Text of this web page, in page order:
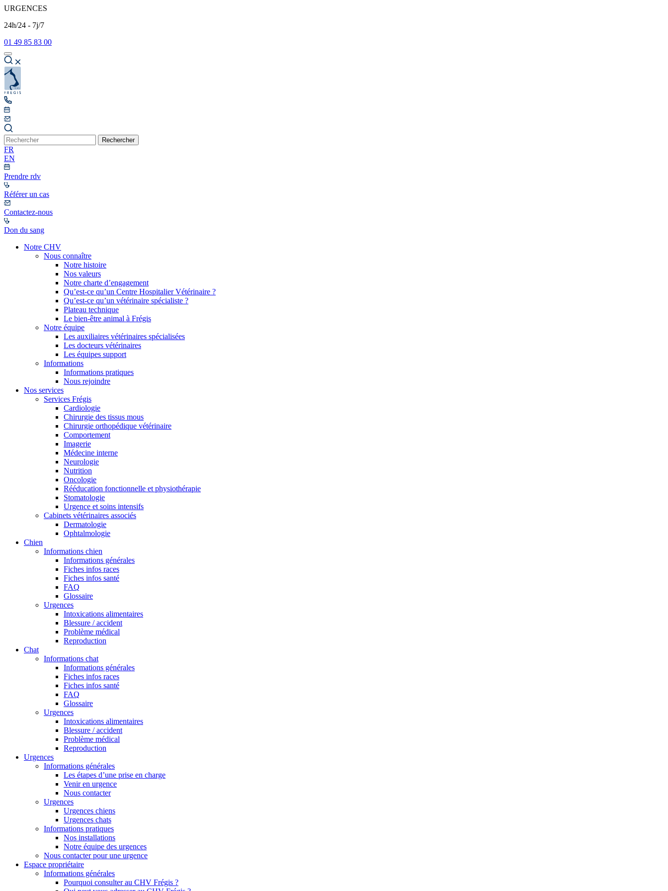
URGENCES
24h/24 - 7j/7
01 49 85 83 00
Rechercher
FR
EN
Prendre rdv
Référer un cas
Contactez-nous
Don du sang
Notre CHV
Nous connaître
Notre histoire
Nos valeurs
Notre charte d’engagement
Qu’est-ce qu’un Centre Hospitalier Vétérinaire ?
Qu’est-ce qu’un vétérinaire spécialiste ?
Plateau technique
Le bien-être animal à Frégis
Notre équipe
Les auxiliaires vétérinaires spécialisées
Les docteurs vétérinaires
Les équipes support
Informations
Informations pratiques
Nous rejoindre
Nos services
Services Frégis
Cardiologie
Chirurgie des tissus mous
Chirurgie orthopédique vétérinaire
Comportement
Imagerie
Médecine interne
Neurologie
Nutrition
Oncologie
Rééducation fonctionnelle et physiothérapie
Stomatologie
Urgence et soins intensifs
Cabinets vétérinaires associés
Dermatologie
Ophtalmologie
Chien
Informations chien
Informations générales
Fiches infos races
Fiches infos santé
FAQ
Glossaire
Urgences
Intoxications alimentaires
Blessure / accident
Problème médical
Reproduction
Chat
Informations chat
Informations générales
Fiches infos races
Fiches infos santé
FAQ
Glossaire
Urgences
Intoxications alimentaires
Blessure / accident
Problème médical
Reproduction
Urgences
Informations générales
Les étapes d’une prise en charge
Venir en urgence
Nous contacter
Urgences
Urgences chiens
Urgences chats
Informations pratiques
Nos installations
Notre équipe des urgences
Nous contacter pour une urgence
Espace propriétaire
Informations générales
Pourquoi consulter au CHV Frégis ?